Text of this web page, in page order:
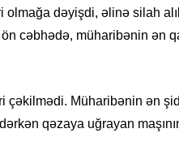
olmağa dəyişdi, əlinə silah
ön cəbhədə, müharibənin ən
çəkilmədi. Müharibənin ən
qəzaya uğrayan